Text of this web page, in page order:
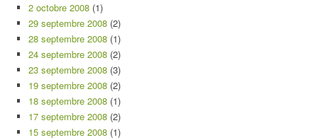
2 octobre 2008 (1)
29 septembre 2008 (2)
28 septembre 2008 (1)
24 septembre 2008 (2)
23 septembre 2008 (3)
19 septembre 2008 (2)
18 septembre 2008 (1)
17 septembre 2008 (2)
15 septembre 2008 (1)